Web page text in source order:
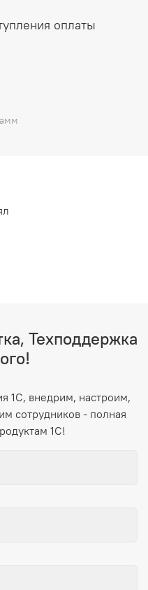
оплаты
Техподдержка
1С, внедрим, настроим,
сотрудников - полная
1С!